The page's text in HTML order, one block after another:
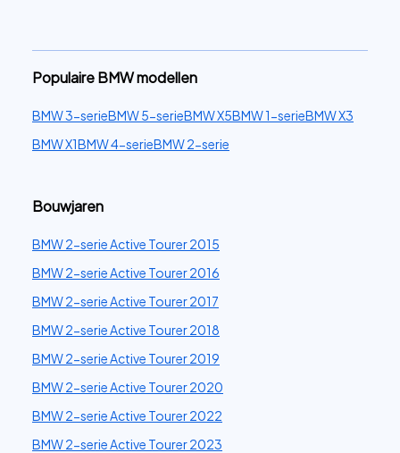
Populaire BMW modellen
BMW 3-serieBMW 5-serieBMW X5BMW 1-serieBMW X3
BMW X1BMW 4-serieBMW 2-serie
Bouwjaren
BMW 2-serie Active Tourer 2015
BMW 2-serie Active Tourer 2016
BMW 2-serie Active Tourer 2017
BMW 2-serie Active Tourer 2018
BMW 2-serie Active Tourer 2019
BMW 2-serie Active Tourer 2020
BMW 2-serie Active Tourer 2022
BMW 2-serie Active Tourer 2023